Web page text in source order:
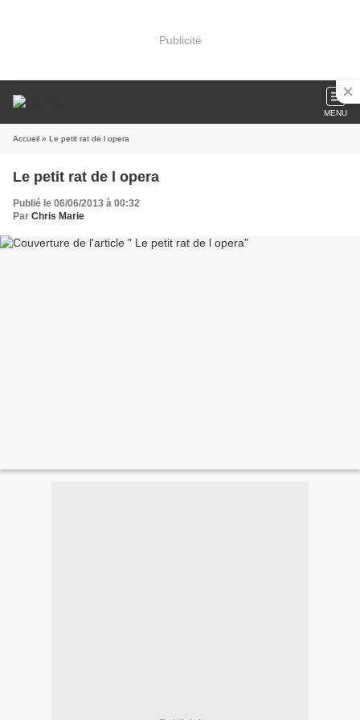
Publicité
MENU
Accueil » Le petit rat de l opera
Le petit rat de l opera
Publié le 06/06/2013 à 00:32
Par Chris Marie